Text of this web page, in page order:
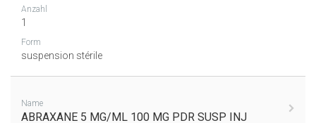
Anzahl
1
Form
suspension stérile
Name
ABRAXANE 5 MG/ML 100 MG PDR SUSP INJ